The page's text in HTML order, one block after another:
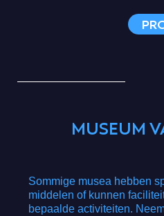
MUSEUM
Sommige musea hebben
middelen of kunnen
bepaalde activiteiten.